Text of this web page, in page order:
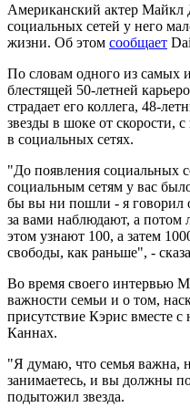
Американский актер Майкл
социальных сетей у него
жизни. Об этом сообщает
По словам одного из самых
блестящей 50-летней
страдает его коллега, 48-
звезды в шоке от скорости,
в социальных сетях.
"До появления социальных
социальным сетям у вас
бы вы ни пошли - я говорил
за вами наблюдают, а
этом узнают 100, а затем
свободы, как раньше", -
Во время своего интервью
важности семьи и о том,
присутствие Кэрис вместе
Каннах.
"Я думаю, что семья важна,
занимаетесь, и вы должны
подытожил звезда.